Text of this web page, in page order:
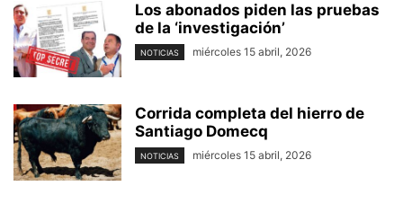
Los abonados piden las pruebas
de la ‘investigación’
NOTICIAS miércoles 15 abril, 2026
Corrida completa del hierro de
Santiago Domecq
NOTICIAS miércoles 15 abril, 2026